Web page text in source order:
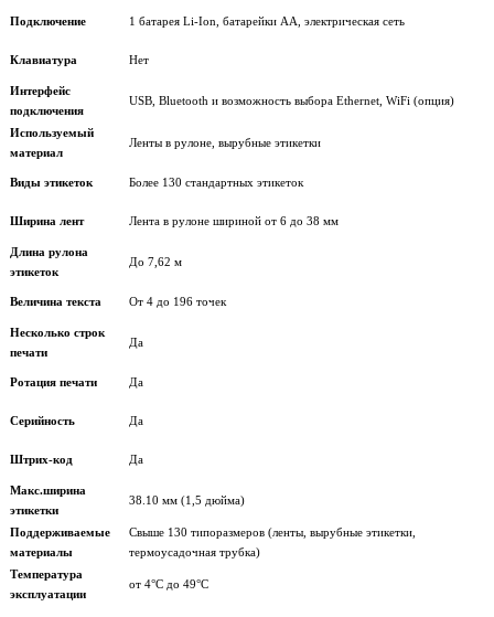
Подключение 1 батарея Li-Ion, батарейки AA, электрическая сеть
Клавиатура Нет
Интерфейс
подключения
USB, Bluetooth и возможность выбора Ethernet, WiFi (опция)
Используемый
материал
Ленты в рулоне, вырубные этикетки
Виды этикеток Более 130 стандартных этикеток
Ширина лент Лента в рулоне шириной от 6 дo 38 мм
Длина рулона
этикеток
До 7,62 м
Величина текста От 4 до 196 точек
Несколько строк
печати
Да
Ротация печати Да
Серийность Да
Штрих-код Да
Макс.ширина
этикетки
38.10 мм (1,5 дюйма)
Поддерживаемые
материалы
Свыше 130 типоразмеров (ленты, вырубные этикетки,
термоусадочная трубка)
Температура
эксплуатации
от 4°C до 49°C